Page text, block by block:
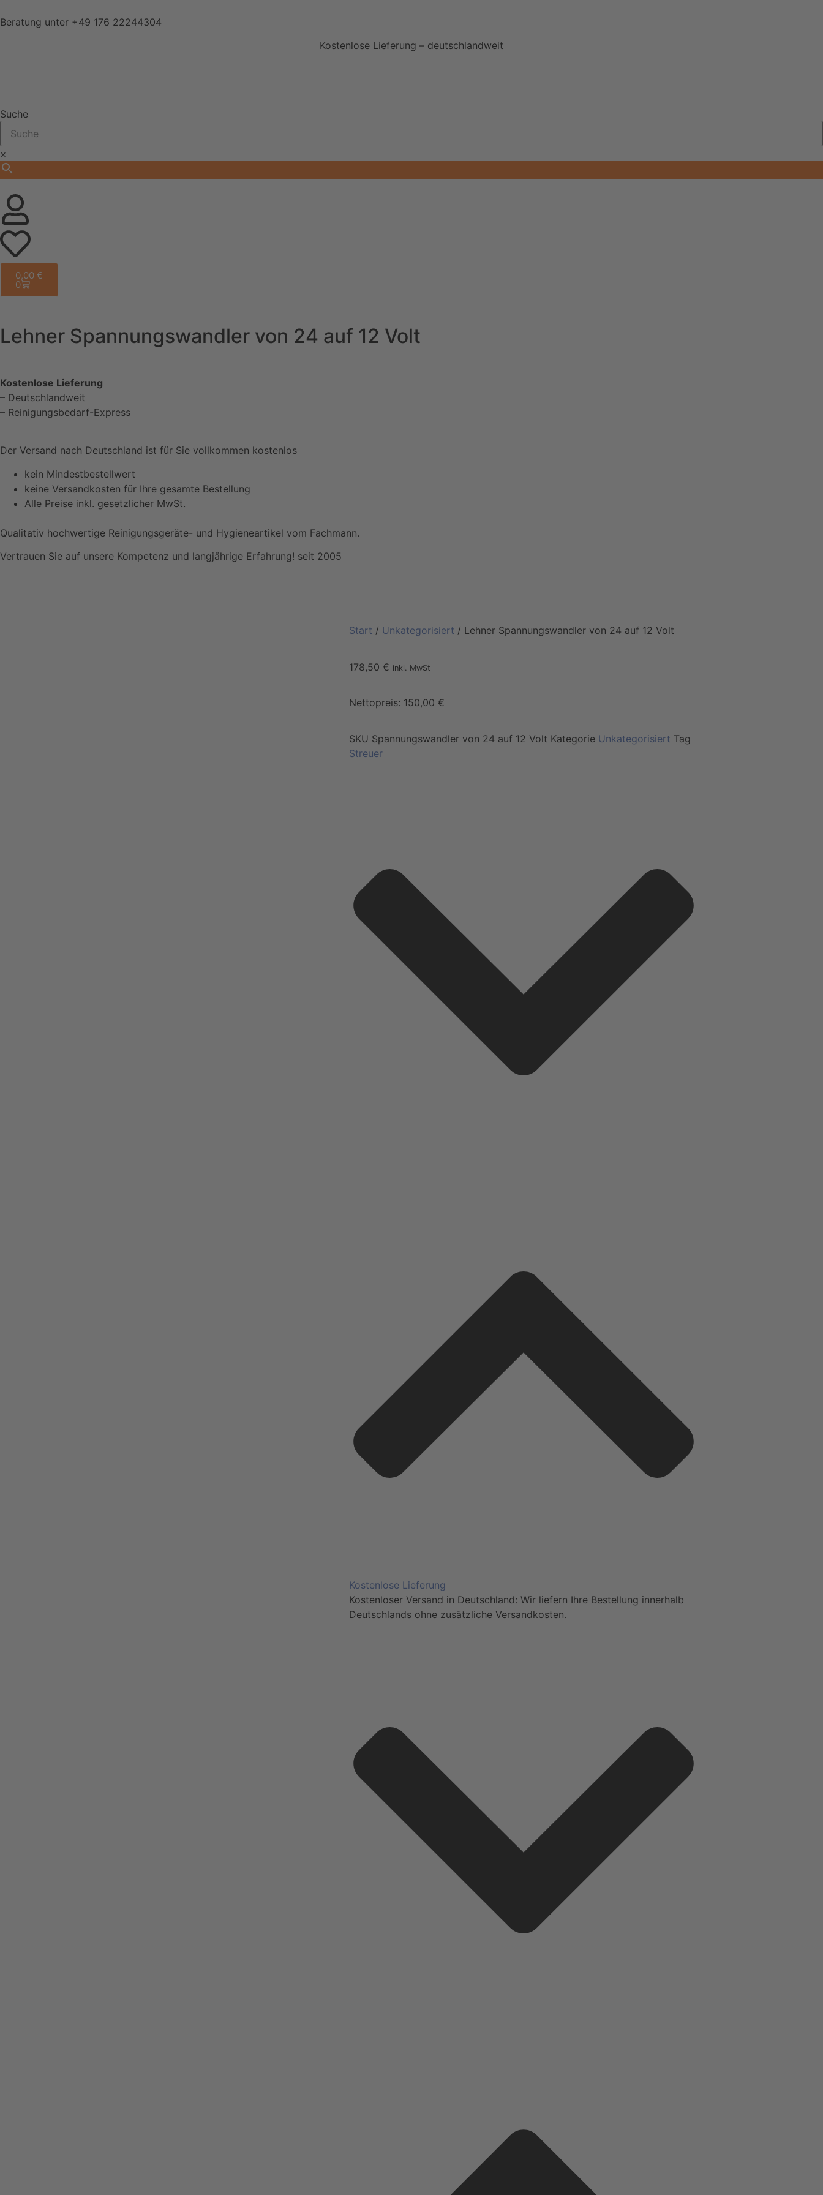
Beratung unter +49 176 22244304
Kostenlose Lieferung – deutschlandweit
Suche
×
0,00 €
0
Lehner Spannungswandler von 24 auf 12 Volt
Kostenlose Lieferung
– Deutschlandweit
– Reinigungsbedarf-Express
Der Versand nach Deutschland ist für Sie vollkommen kostenlos
kein Mindestbestellwert
keine Versandkosten für Ihre gesamte Bestellung
Alle Preise inkl. gesetzlicher MwSt.
Qualitativ hochwertige Reinigungsgeräte- und Hygieneartikel vom Fachmann.
Vertrauen Sie auf unsere Kompetenz und langjährige Erfahrung! seit 2005
Start / Unkategorisiert / Lehner Spannungswandler von 24 auf 12 Volt
178,50 € inkl. MwSt
Nettopreis: 150,00 €
SKU Spannungswandler von 24 auf 12 Volt Kategorie Unkategorisiert Tag
Streuer
Kostenlose Lieferung
Kostenloser Versand in Deutschland: Wir liefern Ihre Bestellung innerhalb
Deutschlands ohne zusätzliche Versandkosten.